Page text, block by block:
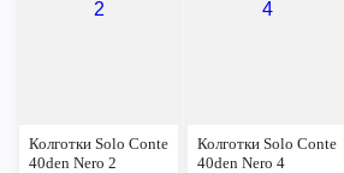
Колготки Solo Conte
40den Nero 2
Колготки Solo Conte
40den Nero 4